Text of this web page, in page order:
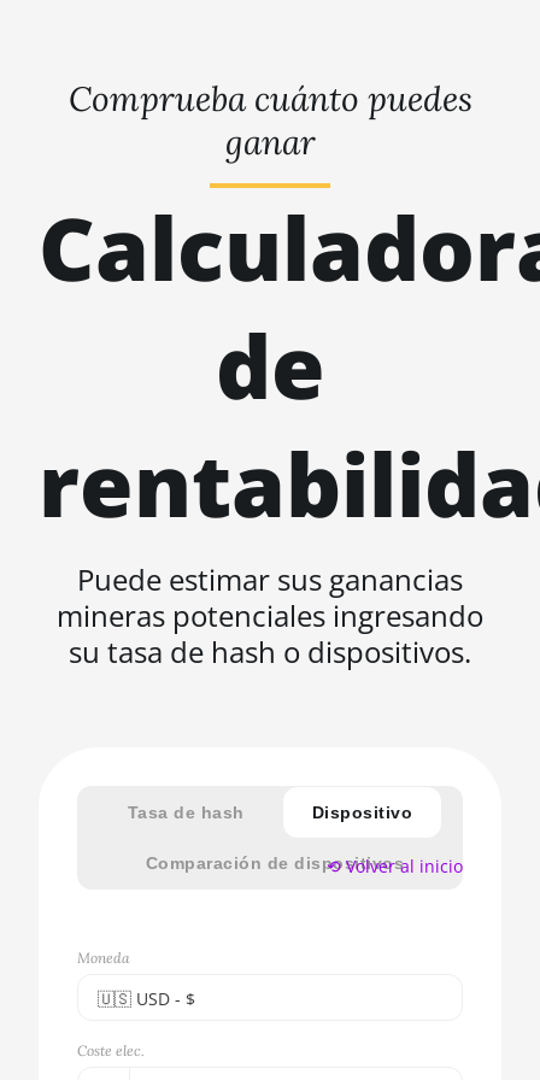
Comprueba cuánto puedes
ganar
de
Puede estimar sus ganancias
mineras potenciales ingresando
su tasa de hash o dispositivos.
Tasa de hash Dispositivo
Comparación de dispositivos
Moneda
🇺🇸ㅤ USD - $
🇪🇺ㅤ EUR - €
Coste elec.
⟲ Volver al inicio